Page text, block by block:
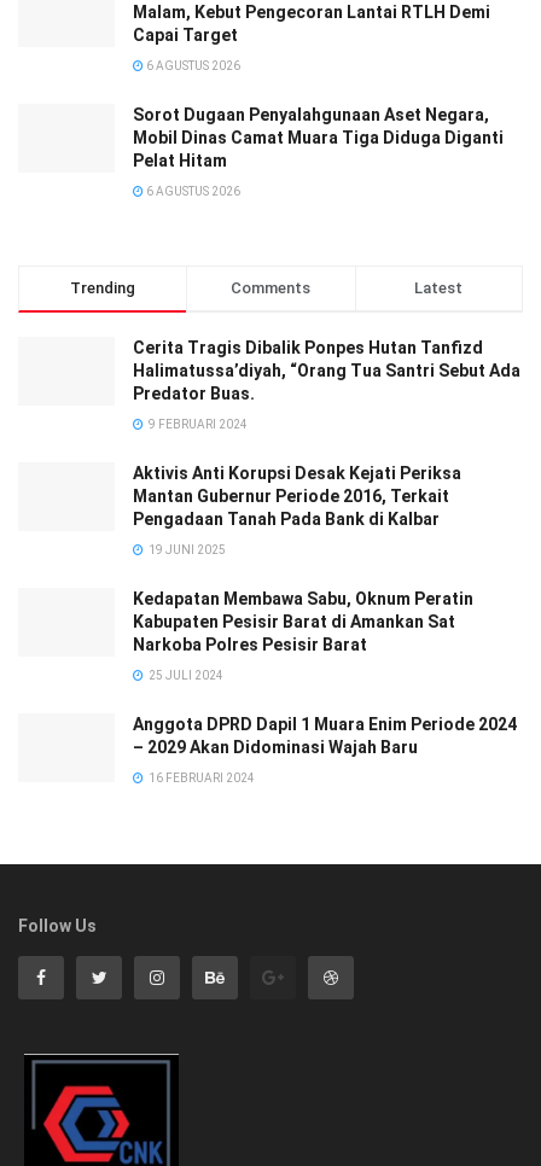
Malam, Kebut Pengecoran Lantai RTLH Demi
Capai Target
6 AGUSTUS 2026
Sorot Dugaan Penyalahgunaan Aset Negara,
Mobil Dinas Camat Muara Tiga Diduga Diganti
Pelat Hitam
6 AGUSTUS 2026
Trending Comments Latest
Cerita Tragis Dibalik Ponpes Hutan Tanfizd
Halimatussa’diyah, “Orang Tua Santri Sebut Ada
Predator Buas.
9 FEBRUARI 2024
Aktivis Anti Korupsi Desak Kejati Periksa
Mantan Gubernur Periode 2016, Terkait
Pengadaan Tanah Pada Bank di Kalbar
19 JUNI 2025
Kedapatan Membawa Sabu, Oknum Peratin
Kabupaten Pesisir Barat di Amankan Sat
Narkoba Polres Pesisir Barat
25 JULI 2024
Anggota DPRD Dapil 1 Muara Enim Periode 2024
– 2029 Akan Didominasi Wajah Baru
16 FEBRUARI 2024
Follow Us